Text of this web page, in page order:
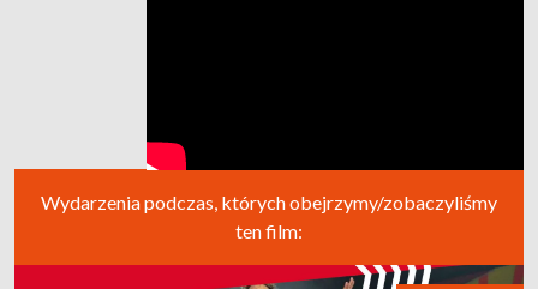
Wydarzenia podczas, których obejrzymy/zobaczyliśmy
ten film: